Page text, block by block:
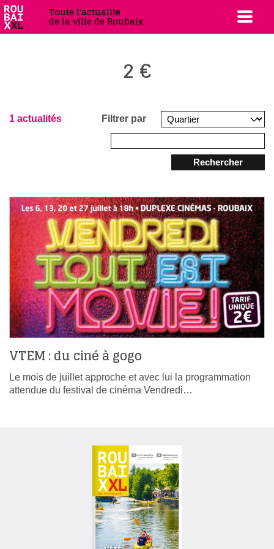
Toute l'actualité
de la ville de Roubaix
2 €
1 actualités Filtrer par
Rechercher
VTEM : du ciné à gogo
Le mois de juillet approche et avec lui la programmation
attendue du festival de cinéma Vendredi…